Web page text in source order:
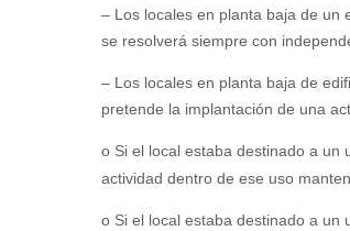
– Los locales en planta baja de un
se resolverá siempre con
– Los locales en planta baja de
pretende la implantación de una
o Si el local estaba destinado a un
actividad dentro de ese uso
o Si el local estaba destinado a un